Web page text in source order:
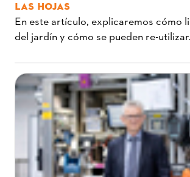
LAS HOJAS
En este artículo, explicaremos cómo
del jardín y cómo se pueden re-